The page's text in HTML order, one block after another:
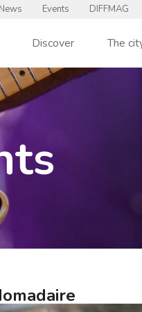
News Events DIFFMAG
Discover The